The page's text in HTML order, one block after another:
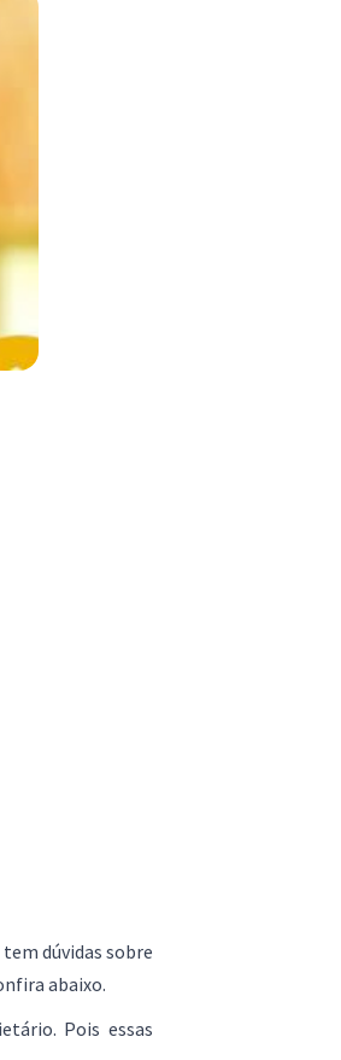
dúvidas sobre
abaixo.
Pois essas